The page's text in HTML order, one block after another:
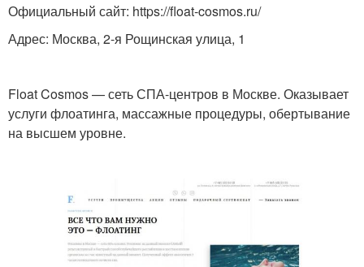
Официальный сайт: https://float-cosmos.ru/
Адрес: Москва, 2-я Рощинская улица, 1
Float Cosmos — сеть СПА-центров в Москве. Оказывает
услуги флоатинга, массажные процедуры, обертывание
на высшем уровне.